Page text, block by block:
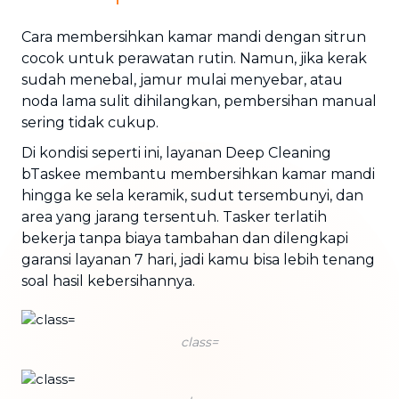
Cara membersihkan kamar mandi dengan sitrun
cocok untuk perawatan rutin. Namun, jika kerak
sudah menebal, jamur mulai menyebar, atau
noda lama sulit dihilangkan, pembersihan manual
sering tidak cukup.
Di kondisi seperti ini, layanan Deep Cleaning
bTaskee membantu membersihkan kamar mandi
hingga ke sela keramik, sudut tersembunyi, dan
area yang jarang tersentuh. Tasker terlatih
bekerja tanpa biaya tambahan dan dilengkapi
garansi layanan 7 hari, jadi kamu bisa lebih tenang
soal hasil kebersihannya.
class=